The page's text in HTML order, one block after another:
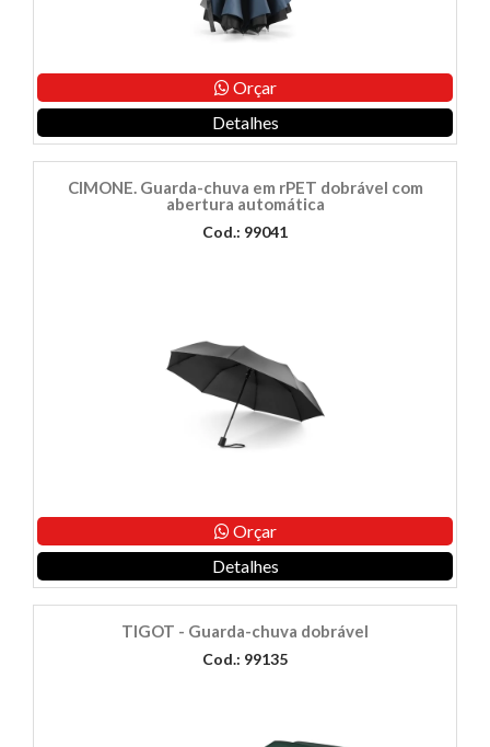
Orçar
Detalhes
CIMONE. Guarda-chuva em rPET dobrável com
abertura automática
Cod.: 99041
Orçar
Detalhes
TIGOT - Guarda-chuva dobrável
Cod.: 99135